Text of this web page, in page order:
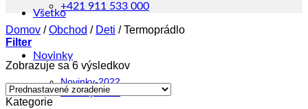
Všetko
Novinky
Novinky-2022
Novinky-2023
+421 911 533 000
Domov / Obchod / Deti /Termoprádlo
Filter
Zobrazuje sa 6 výsledkov
Kategorie